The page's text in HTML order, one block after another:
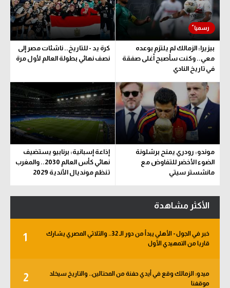
بيزيرا: الزمالك لم يلتزم بوعده
معي.. وكنت سأصبح أغلى صفقة
في تاريخ النادي
كرة يد - للتاريخ.. ناشئات مصر إلى
نصف نهائي بطولة العالم لأول مرة
موندو: رودري يمنح برشلونة
الضوء الأخضر للتفاوض مع
مانشستر سيتي
إذاعة إسبانية: برنابيو يستضيف
نهائي كأس العالم 2030.. والمغرب
تنظم مونديال الأندية 2029
الأكثر مشاهدة
1
خبر في الجول - الأهلي يبدأ من دور الـ 32.. والثلاثي المصري يشارك
قاريا من التمهيدي الأول
2
ميدو: الزمالك وقع في أيدي حفنة من المحتالين.. والتاريخ سيخلد
موقفنا